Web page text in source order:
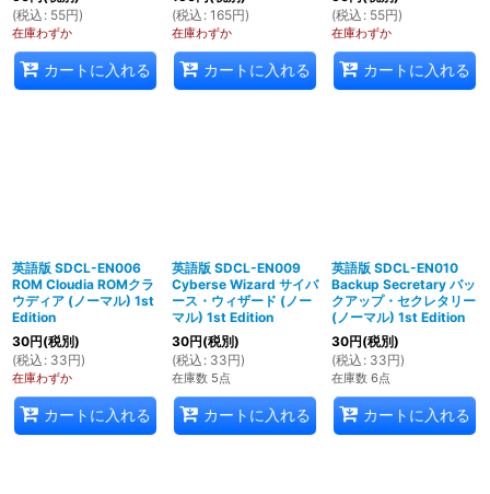
(税込 : 55円)
在庫わずか
カートに入れる
(税込 : 165円)
在庫わずか
カートに入れる
(税込 : 55円)
在庫わずか
カートに入れる
英語版 SDCL-EN006
ROM Cloudia ROMクラ
ウディア (ノーマル) 1st
Edition
30円(税別)
(税込 : 33円)
在庫わずか
カートに入れる
英語版 SDCL-EN009
Cyberse Wizard サイバ
ース・ウィザード (ノー
マル) 1st Edition
30円(税別)
(税込 : 33円)
在庫数 5点
カートに入れる
英語版 SDCL-EN010
Backup Secretary バッ
クアップ・セクレタリー
(ノーマル) 1st Edition
30円(税別)
(税込 : 33円)
在庫数 6点
カートに入れる